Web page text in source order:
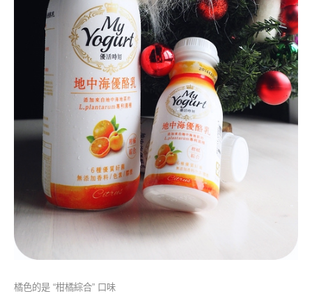
橘色的是 “柑橘綜合” 口味